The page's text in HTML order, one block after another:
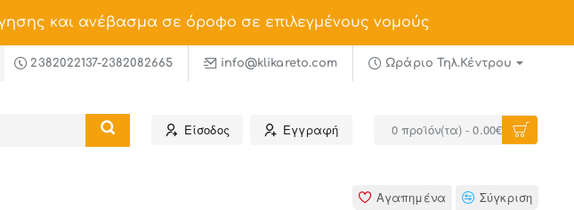
και ανέβασμα σε όροφο σε επιλεγμένους νομούς
2382022137-2382082665 info@klikareto.com Ωράριο Τηλ.Κέντρου
Είσοδος Εγγραφή 0 προϊόν(τα) - 0.00€
Αγαπημένα Σύγκριση